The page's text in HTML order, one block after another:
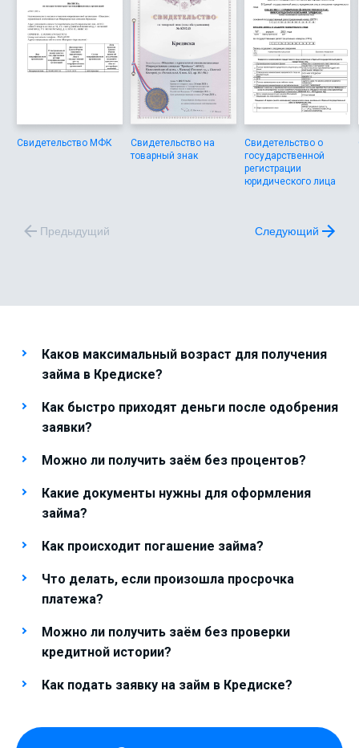
Свидетельство МФК
Свидетельство на
товарный знак
Свидетельство о
государственной
регистрации
юридического лица
Предыдущий Следующий
Каков максимальный возраст для получения
займа в Кредиске?
Как быстро приходят деньги после одобрения
заявки?
Можно ли получить заём без процентов?
Какие документы нужны для оформления
займа?
Как происходит погашение займа?
Что делать, если произошла просрочка
платежа?
Можно ли получить заём без проверки
кредитной истории?
Как подать заявку на займ в Кредиске?